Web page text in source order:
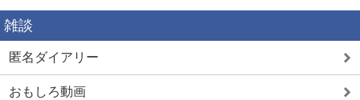
雑談
匿名ダイアリー
おもしろ動画